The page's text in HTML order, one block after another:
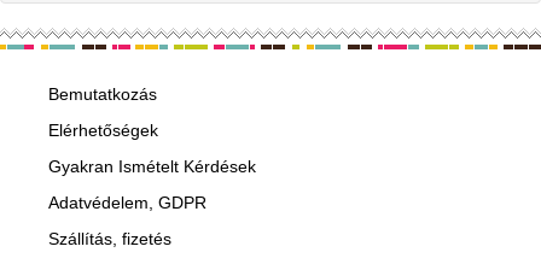
vonatkozik.Füllyukasztással
tudnivalók: www.fulcimpalyukasztas.hu A
hasznos tudnivalókról
olvashat itt
...
Bemutatkozás
Elérhetőségek
Gyakran Ismételt Kérdések
Adatvédelem, GDPR
Szállítás, fizetés